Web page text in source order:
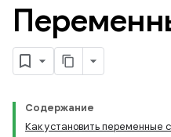
Содержание
Как установить переменные